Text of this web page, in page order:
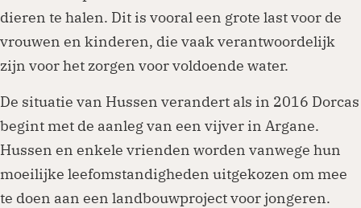
dieren te halen. Dit is vooral een grote last voor de
vrouwen en kinderen, die vaak verantwoordelijk
zijn voor het zorgen voor voldoende water.
De situatie van Hussen verandert als in 2016 Dorcas
begint met de aanleg van een vijver in Argane.
Hussen en enkele vrienden worden vanwege hun
moeilijke leefomstandigheden uitgekozen om mee
te doen aan een landbouwproject voor jongeren.